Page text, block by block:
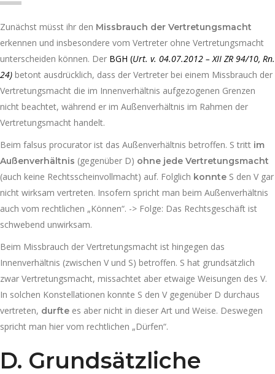
Zunächst müsst ihr den Missbrauch der Vertretungsmacht
erkennen und insbesondere vom Vertreter ohne Vertretungsmacht
unterscheiden können. Der BGH (Urt. v. 04.07.2012 – XII ZR 94/10, Rn.
24) betont ausdrücklich, dass der Vertreter bei einem Missbrauch der
Vertretungsmacht die im Innenverhältnis aufgezogenen Grenzen
nicht beachtet, während er im Außenverhältnis im Rahmen der
Vertretungsmacht handelt.
Beim falsus procurator ist das Außenverhältnis betroffen. S tritt im
Außenverhältnis (gegenüber D) ohne jede Vertretungsmacht
(auch keine Rechtsscheinvollmacht) auf. Folglich konnte S den V gar
nicht wirksam vertreten. Insofern spricht man beim Außenverhältnis
auch vom rechtlichen „Können“. -> Folge: Das Rechtsgeschäft ist
schwebend unwirksam.
Beim Missbrauch der Vertretungsmacht ist hingegen das
Innenverhältnis (zwischen V und S) betroffen. S hat grundsätzlich
zwar Vertretungsmacht, missachtet aber etwaige Weisungen des V.
In solchen Konstellationen konnte S den V gegenüber D durchaus
vertreten, durfte es aber nicht in dieser Art und Weise. Deswegen
spricht man hier vom rechtlichen „Dürfen“.
D. Grundsätzliche